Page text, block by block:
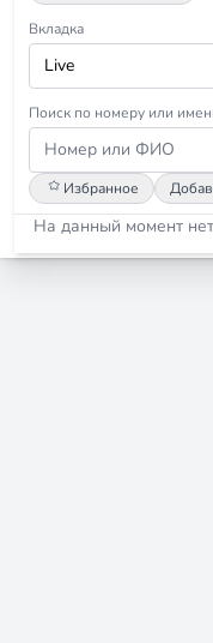
Вкладка
Поиск по номеру или
Избранное
На данный момент